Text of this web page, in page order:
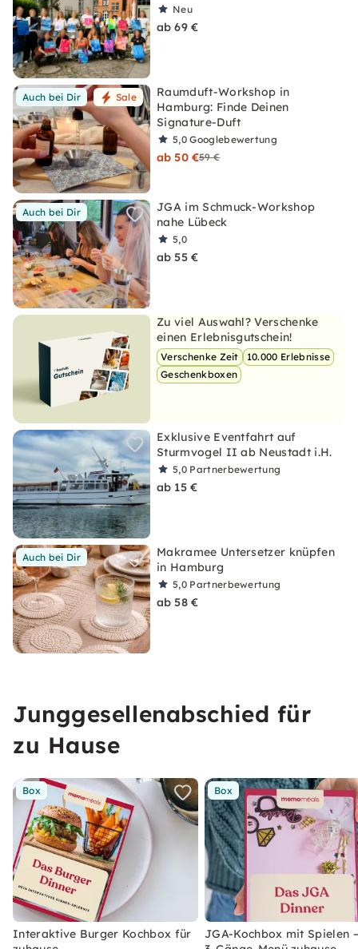
Neu
ab 69 €
Auch bei Dir Sale
Raumduft-Workshop in
Hamburg: Finde Deinen
Signature-Duft
5,0Googlebewertung
ab 50 €59 €
Auch bei Dir
JGA im Schmuck-Workshop
nahe Lübeck
5,0
ab 55 €
Zu viel Auswahl? Verschenke
einen Erlebnisgutschein!
Verschenke Zeit
10.000 Erlebnisse
Geschenkboxen
Exklusive Eventfahrt auf
Sturmvogel II ab Neustadt i.H.
5,0 Partnerbewertung
ab 15 €
Auch bei Dir
Makramee Untersetzer knüpfen
in Hamburg
5,0 Partnerbewertung
ab 58 €
Junggesellenabschied für
zu Hause
Box
Interaktive Burger Kochbox für
Box
JGA-Kochbox mit Spielen